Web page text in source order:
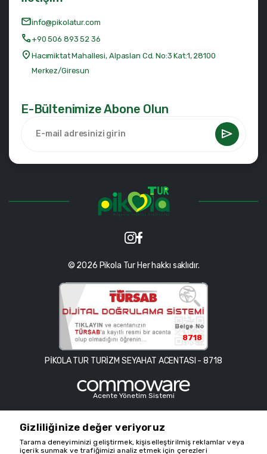
info@pikolatur.com
+90 506 893 52 36
Hacımiktat Mahallesi, Alpaslan Cd. No:3 Kat:1, 28100
Merkez/Giresun
E-Bültenimize Abone Olun
© 2026 Pikola Tur Her hakkı saklıdır.
8718
PİKOLA TUR TURİZM SEYAHAT ACENTASI - 8718
Acente Yönetim Sistemi
Bu sitede kullanılan içerik ve görseller telif hakkıyla korunmaktadır
ve telif hakkı sahipleri ilgili sahiplerdir. Bu web sitesindeki içerik ve
Gizliliğinize değer veriyoruz
Tarama deneyiminizi geliştirmek, kişiselleştirilmiş reklamlar veya
içerik sunmak ve trafiğimizi analiz etmek için çerezleri